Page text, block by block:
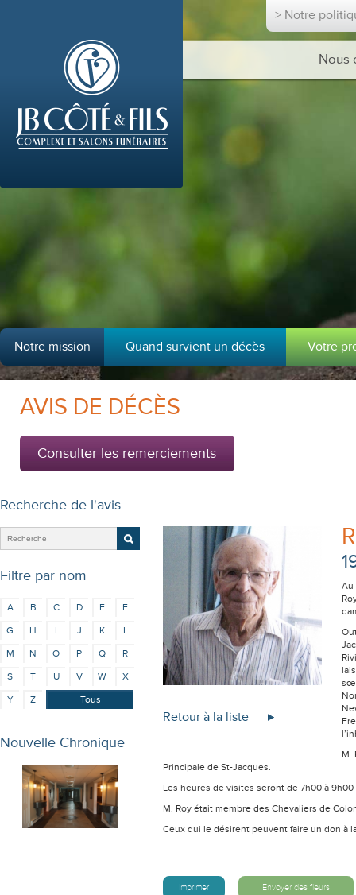
> Notre
Nous
Notre mission Quand survient un décès Votre
AVIS DE DÉCÈS
Consulter les remerciements
Recherche de l'avis
Filtre par nom
A B C D E
F
G
H I J K
L
M
N O P Q
R
S
T U V W
X
Y
Z Tous
Retour à la liste
Au
M.
Principale de St-Jacques.
Les heures de visites seront de 7h00 à
M. Roy était membre des Chevaliers de
Ceux qui le désirent peuvent faire un don à
Imprimer Envoyer des fleurs
Nouvelle Chronique